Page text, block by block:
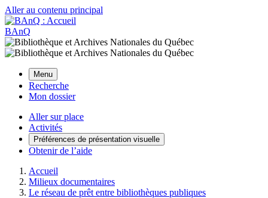
Aller au contenu principal
BAnQ
Menu
Recherche
Mon dossier
Aller sur place
Activités
Préférences de présentation visuelle
Obtenir de l’aide
Accueil
Milieux documentaires
Le réseau de prêt entre bibliothèques publiques